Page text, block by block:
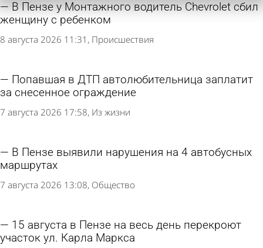
В Пензе у Монтажного водитель Chevrolet сбил
женщину с ребенком
8 августа 2026 11:31 Происшествия
Попавшая в ДТП автолюбительница заплатит
за снесенное ограждение
7 августа 2026 17:58 Из жизни
В Пензе выявили нарушения на 4 автобусных
маршрутах
7 августа 2026 13:08 Общество
15 августа в Пензе на весь день перекроют
участок ул. Карла Маркса